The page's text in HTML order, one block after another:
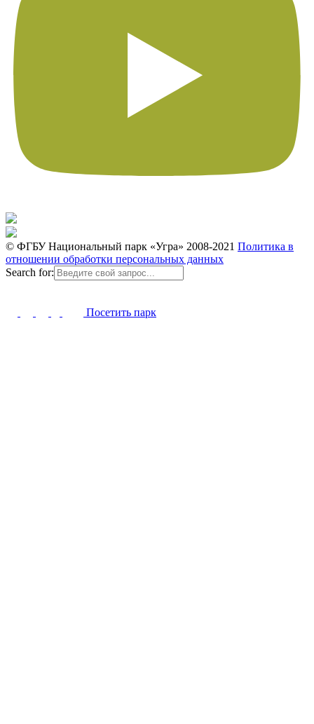
© ФГБУ Национальный парк «Угра» 2008-2021 Политика в
отношении обработки персональных данных
Search for:
Посетить парк